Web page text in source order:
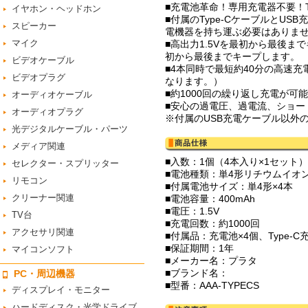
イヤホン・ヘッドホン
スピーカー
マイク
ビデオケーブル
ビデオプラグ
オーディオケーブル
オーディオプラグ
光デジタルケーブル・パーツ
メディア関連
セレクター・スプリッター
リモコン
クリーナー関連
TV台
アクセサリ関連
マイコンソフト
PC・周辺機器
ディスプレイ・モニター
■充電池革命！専用充電器不要
■付属のType-CケーブルとUSB
電機器を持ち運ぶ必要はありま
■高出力1.5Vを最初から最後ま
初から最後までキープします。
■4本同時で最短約40分の高速充
なります。）
■約1000回の繰り返し充電が可
■安心の過電圧、過電流、ショ
※付属のUSB充電ケーブル以外
■入数：1個（4本入り×1セット）
■電池種類：単4形リチウムイオ
■付属電池サイズ：単4形×4本
■電池容量：400mAh
■電圧：1.5V
■充電回数：約1000回
■付属品：充電池×4個、Type-C
■保証期間：1年
■メーカー名：プラタ
■ブランド名：
■型番：AAA-TYPECS